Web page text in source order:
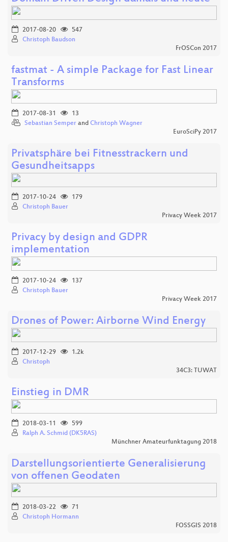
2017-08-20
547
Christoph Baudson
FrOSCon 2017
fastmat - A simple Package for Fast Linear
Transforms
2017-08-31
13
Sebastian Semper and Christoph Wagner
EuroSciPy 2017
Privatsphäre bei Fitnesstrackern und
Gesundheitsapps
2017-10-24
179
Christoph Bauer
Privacy Week 2017
Privacy by design and GDPR
implementation
2017-10-24
137
Christoph Bauer
Privacy Week 2017
Drones of Power: Airborne Wind Energy
2017-12-29
1.2k
Christoph
34C3: TUWAT
Einstieg in DMR
2018-03-11
599
Ralph A. Schmid (DK5RAS)
Münchner Amateurfunktagung 2018
Darstellungsorientierte Generalisierung
von offenen Geodaten
2018-03-22
71
Christoph Hormann
FOSSGIS 2018